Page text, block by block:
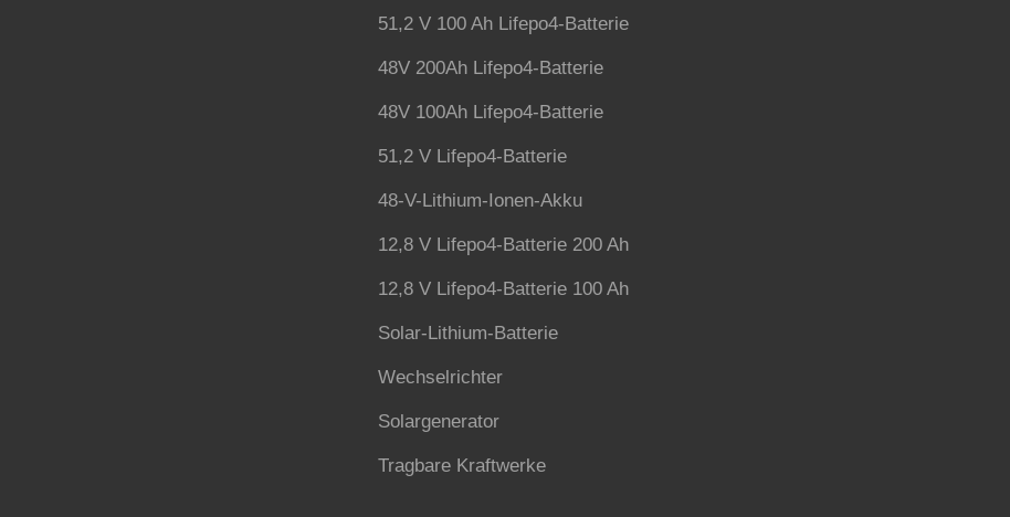
51,2 V 100 Ah Lifepo4-Batterie
48V 200Ah Lifepo4-Batterie
48V 100Ah Lifepo4-Batterie
51,2 V Lifepo4-Batterie
48-V-Lithium-Ionen-Akku
12,8 V Lifepo4-Batterie 200 Ah
12,8 V Lifepo4-Batterie 100 Ah
Solar-Lithium-Batterie
Wechselrichter
Solargenerator
Tragbare Kraftwerke